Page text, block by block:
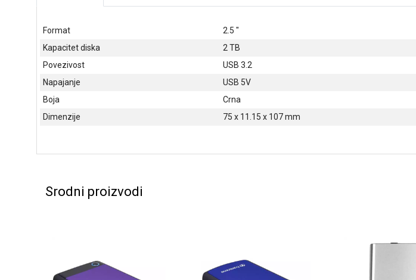
Format
2.5 "
Kapacitet diska
2 TB
Povezivost
USB 3.2
Napajanje
USB 5V
Boja
Crna
Dimenzije
75 x 11.15 x 107 mm
Srodni proizvodi